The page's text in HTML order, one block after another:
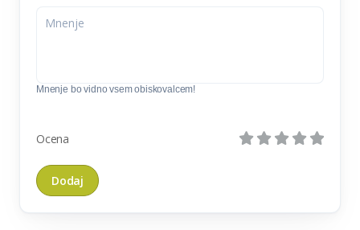
Mnenje bo vidno vsem obiskovalcem!
Ocena